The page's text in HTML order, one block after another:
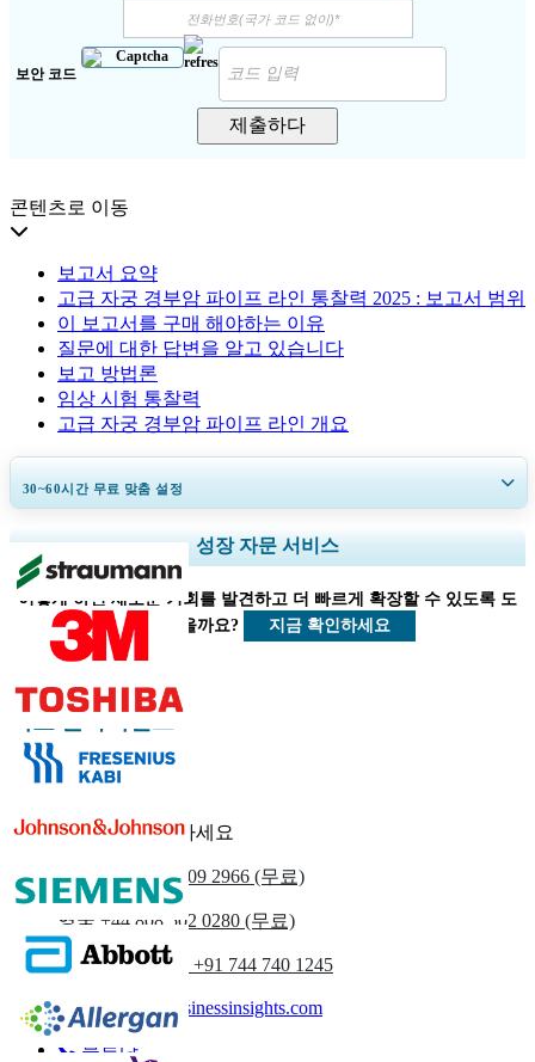
보안 코드
제출하다
콘텐츠로 이동
보고서 요약
고급 자궁 경부암 파이프 라인 통찰력 2025 : 보고서 범위
이 보고서를 구매 해야하는 이유
질문에 대한 답변을 알고 있습니다
보고 방법론
임상 시험 통찰력
고급 자궁 경부암 파이프 라인 개요
30~60시간무료 맞춤 설정
지역 및 국가 범위 확장, 세그먼트 분석, 기업 프로필, 경쟁 벤치마킹, 및 최
종 사용자 인사이트.
지금 맞춤 설정
성장 자문 서비스
어떻게 하면 새로운 기회를 발견하고 더 빠르게 확장할 수 있도록 도
울 수 있을까요?
지금 확인하세요
의료 클라이언트
우리에게 연락하세요
우리를+1 833 909 2966 (무료)
영국 +44 808 502 0280 (무료)
(아시아 태평양) +91 744 740 1245
sales@fortunebusinessinsights.com
부르다